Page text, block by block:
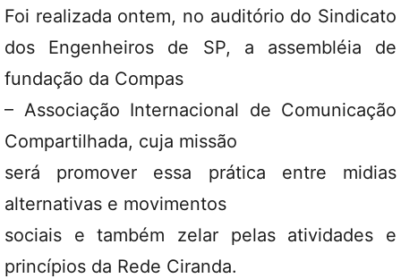
Foi realizada ontem, no auditório do Sindicato
dos Engenheiros de SP, a assembléia de
fundação da Compas
– Associação Internacional de Comunicação
Compartilhada, cuja missão
será promover essa prática entre midias
alternativas e movimentos
sociais e também zelar pelas atividades e
princípios da Rede Ciranda.